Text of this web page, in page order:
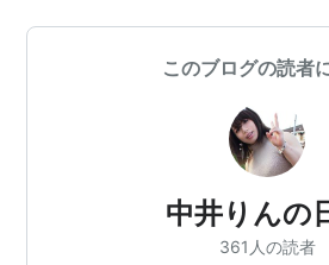
このブログの読者
中井りんの
361人の読者